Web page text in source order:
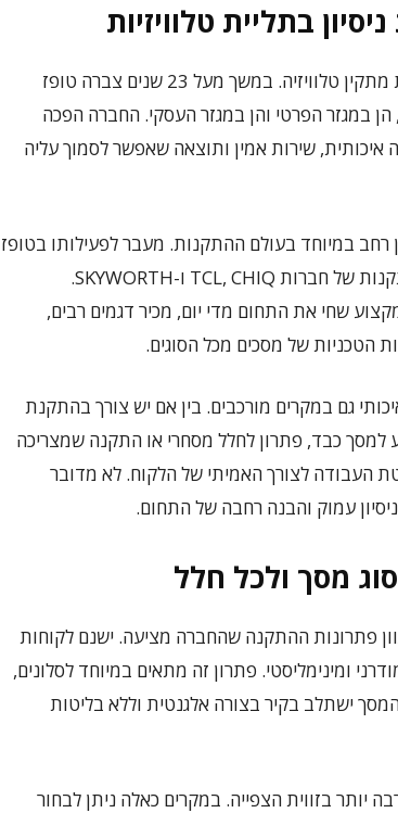
ניסיון הוא אחד המרכיבים החשובים ביותר בבחירת מתקין טלוויזיה. במשך מעל 23 שנים צברה טופז
במגזר הפרטי והן במגזר העסקי. החברה הפכה
שירות אמין ותוצאה שאפשר לסמוך עליה
רחב במיוחד בעולם ההתקנות. מעבר לפעילותו בטופז
התקנות, שגיא מנהל מזה 13 שנים את תחום ההתקנות של חברות TCL, CHIQ ו-SKYWORTH.
שחי את התחום מדי יום, מכיר דגמים רבים,
הטכניות של מסכים מכל הסוגים.
גם במקרים מורכבים. בין אם יש צורך בהתקנת
למסך כבד, פתרון לחלל מסחרי או התקנה שמצריכה
העבודה לצורך האמיתי של הלקוח. לא מדובר
עמוק והבנה רחבה של התחום.
מסך ולכל חלל
פתרונות ההתקנה שהחברה מציעה. ישנם לקוחות
ומינימליסטי. פתרון זה מתאים במיוחד לסלונים,
ישתלב בקיר בצורה אלגנטית וללא בליטות
בזווית הצפייה. במקרים כאלה ניתן לבחור